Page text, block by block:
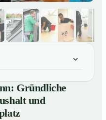
Reinigung im
am Arbeitsplatz
in Bonn
Gründliche
und